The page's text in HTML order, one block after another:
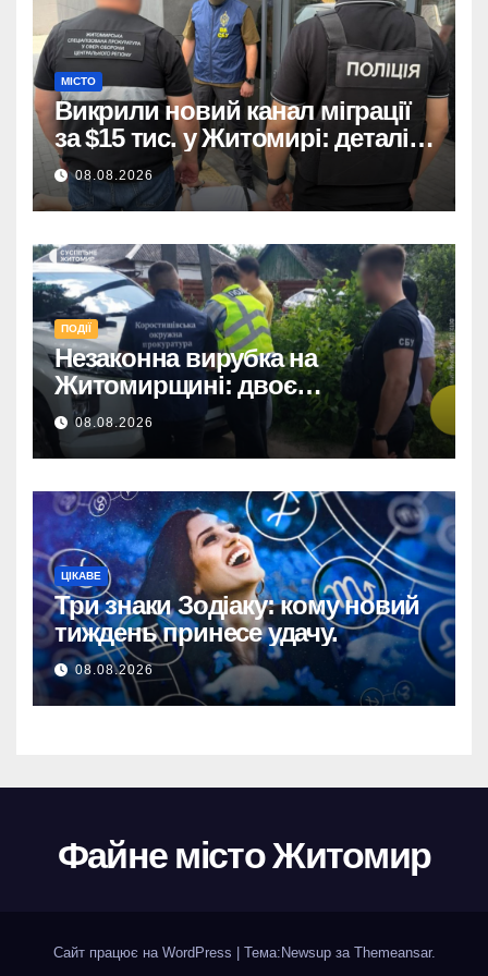
МІСТО
Викрили новий канал міграції
за $15 тис. у Житомирі: деталі
розслідування
08.08.2026
ПОДІЇ
Незаконна вирубка на
Житомирщині: двоє
підозрюваних завдали збитків
на 34+ млн грн.
08.08.2026
ЦІКАВЕ
Три знаки Зодіаку: кому новий
тиждень принесе удачу.
08.08.2026
Файне місто Житомир
Сайт працює на WordPress Тема: Newsupза Themeansar.